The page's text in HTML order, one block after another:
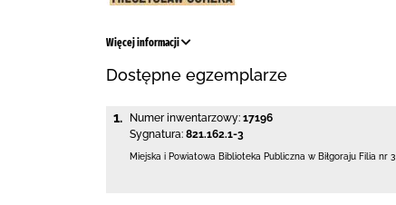
Więcej informacji
Dostępne egzemplarze
1. Numer inwentarzowy: 17196
Sygnatura: 821.162.1-3
Miejska i Powiatowa Biblioteka Publiczna w Biłgoraju Filia nr 3